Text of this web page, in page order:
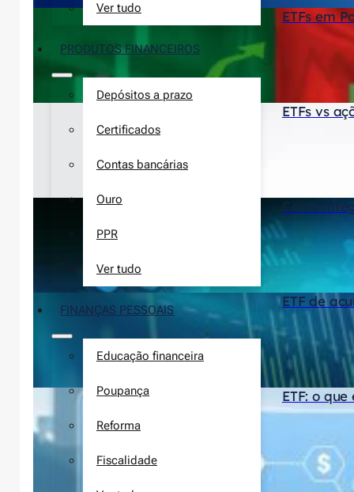
Ver tudo
PRODUTOS FINANCEIROS
Depósitos a prazo
Certificados
Contas bancárias
Ouro
PPR
Ver tudo
FINANÇAS PESSOAIS
Educação financeira
Poupança
Reforma
Fiscalidade
ETFs em
ETFs vs
Como
ETF de
ETF: o